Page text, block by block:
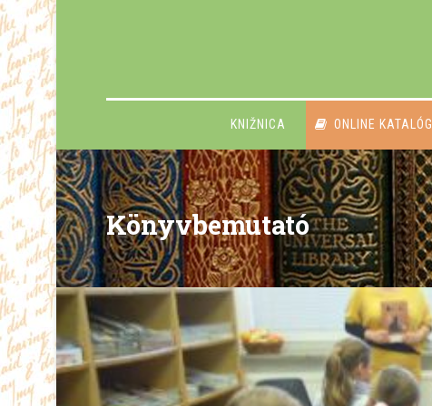
KNIŽNICA ONLINE KATALÓG
Könyvbemutató